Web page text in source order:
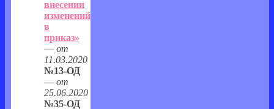
внесении
изменений
в
приказ»
— от
11.03.2020
№13-ОД
— от
25.06.2020
№35-ОД